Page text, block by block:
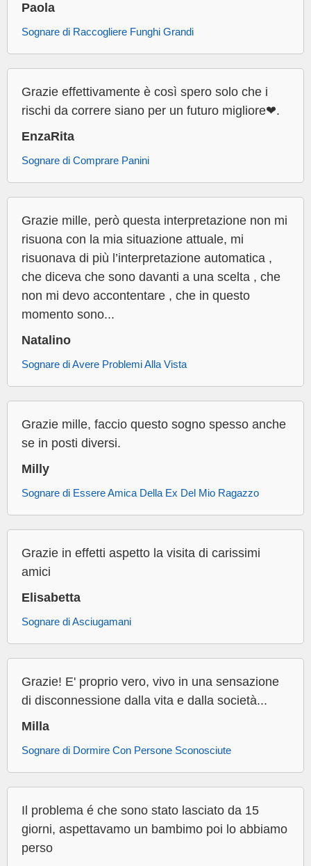
Paola
Sognare di Raccogliere Funghi Grandi
Grazie effettivamente è così spero solo che i
rischi da correre siano per un futuro migliore❤.
EnzaRita
Sognare di Comprare Panini
Grazie mille, però questa interpretazione non mi
risuona con la mia situazione attuale, mi
risuonava di più l’interpretazione automatica ,
che diceva che sono davanti a una scelta , che
non mi devo accontentare , che in questo
momento sono...
Natalino
Sognare di Avere Problemi Alla Vista
Grazie mille, faccio questo sogno spesso anche
se in posti diversi.
Milly
Sognare di Essere Amica Della Ex Del Mio Ragazzo
Grazie in effetti aspetto la visita di carissimi
amici
Elisabetta
Sognare di Asciugamani
Grazie! E' proprio vero, vivo in una sensazione
di disconnessione dalla vita e dalla società...
Milla
Sognare di Dormire Con Persone Sconosciute
Il problema é che sono stato lasciato da 15
giorni, aspettavamo un bambimo poi lo abbiamo
perso